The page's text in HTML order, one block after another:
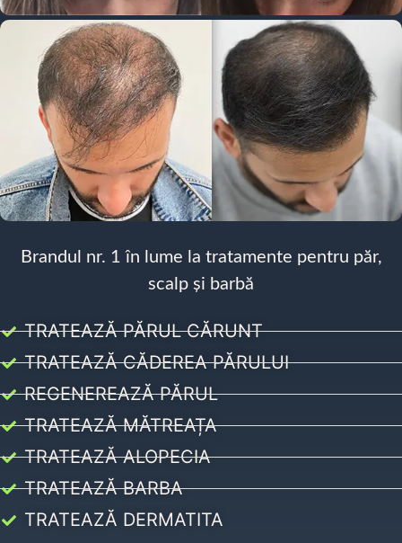
Brandul nr. 1 în lume la tratamente pentru păr,
scalp și barbă
TRATEAZĂ PĂRUL CĂRUNT
TRATEAZĂ CĂDEREA PĂRULUI
REGENEREAZĂ PĂRUL
TRATEAZĂ MĂTREAȚA
TRATEAZĂ ALOPECIA
TRATEAZĂ BARBA
TRATEAZĂ DERMATITA